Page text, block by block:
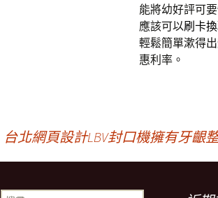
能將幼好評可
應該可以刷卡
輕鬆簡單漱得
惠利率。
台北網頁設計LBV封口機擁有牙齦